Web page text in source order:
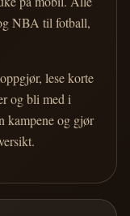
NBA til fotball,
lese korte
og bli med i
kampene og gjør